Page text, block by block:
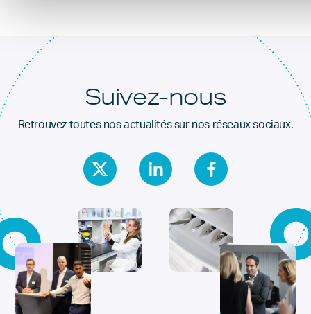
Suivez-nous
Retrouvez toutes nos actualités sur nos réseaux sociaux.